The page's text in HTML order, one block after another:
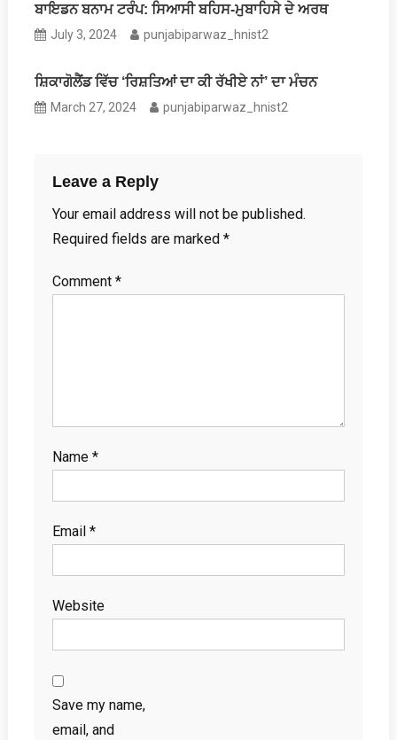
ਬਾਇਡਨ ਬਨਾਮ ਟਰੰਪ: ਸਿਆਸੀ ਬਹਿਸ-ਮੁਬਾਹਿਸੇ ਦੇ ਅਰਥ
July 3, 2024 punjabiparwaz_hnist2
ਸ਼ਿਕਾਗੋਲੈਂਡ ਵਿੱਚ ‘ਰਿਸ਼ਤਿਆਂ ਦਾ ਕੀ ਰੱਖੀਏ ਨਾਂ’ ਦਾ ਮੰਚਨ
March 27, 2024 punjabiparwaz_hnist2
Leave a Reply
Your email address will not be published.
Required fields are marked *
Comment *
Name *
Email *
Website
Save my name,
email, and